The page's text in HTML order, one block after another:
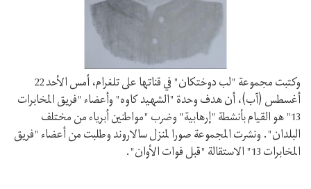
وكتبت مجموعة "لب دوختكان" في قناتها على تلغرام، أمس الأحد 22
أغسطس (آب)، أن هدف وحدة "الشهيد كاوه" وأعضاء "فريق المخابرات
13" هو القيام بأنشطة "إرهابية" وضرب "مواطنين أبرياء من مختلف
البلدان". ونشرت المجموعة صورا لمنزل سالاروند وطلبت من أعضاء "فريق
المخابرات 13" الاستقالة "قبل فوات الأوان".